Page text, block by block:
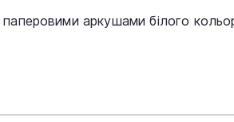
аркушами білого